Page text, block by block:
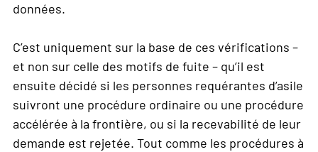
données.
C’est uniquement sur la base de ces vérifications –
et non sur celle des motifs de fuite – qu’il est
ensuite décidé si les personnes requérantes d’asile
suivront une procédure ordinaire ou une procédure
accélérée à la frontière, ou si la recevabilité de leur
demande est rejetée. Tout comme les procédures à